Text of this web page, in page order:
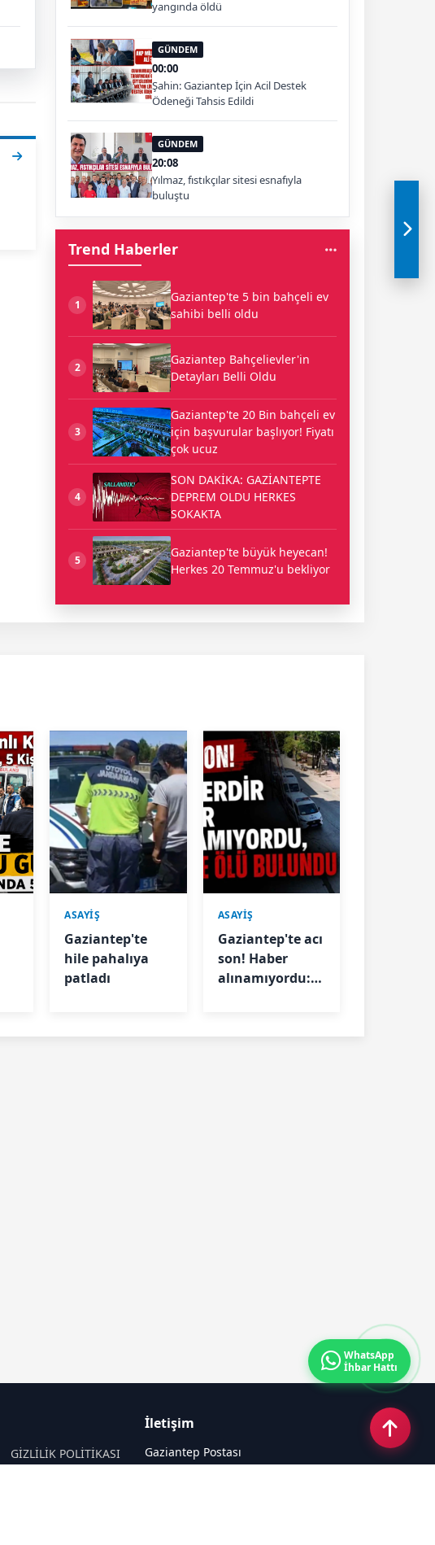
yangında öldü
GÜNDEM
00:00
Şahin: Gaziantep İçin Acil Destek
Ödeneği Tahsis Edildi
GÜNDEM
20:08
Yılmaz, fıstıkçılar sitesi esnafıyla
buluştu
Trend Haberler
1
Gaziantep'te 5 bin bahçeli ev
sahibi belli oldu
2
Gaziantep Bahçelievler'in
Detayları Belli Oldu
3
Gaziantep'te 20 Bin bahçeli ev
için başvurular başlıyor! Fiyatı
çok ucuz
4
SON DAKİKA: GAZİANTEPTE
DEPREM OLDU HERKES
SOKAKTA
5
Gaziantep'te büyük heyecan!
Herkes 20 Temmuz'u bekliyor
ASAYİŞ
Gaziantep'te
hile pahalıya
patladı
ASAYİŞ
Gaziantep'te acı
son! Haber
alınamıyordu:
GİZLİLİK POLİTİKASI
İletişim
Gaziantep Postası
WhatsApp
İhbar Hattı